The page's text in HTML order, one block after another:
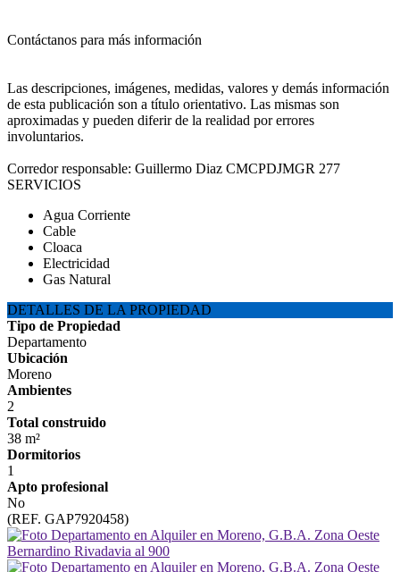
Contáctanos para más información
Las descripciones, imágenes, medidas, valores y demás información
de esta publicación son a título orientativo. Las mismas son
aproximadas y pueden diferir de la realidad por errores
involuntarios.
Corredor responsable: Guillermo Diaz CMCPDJMGR 277
SERVICIOS
Agua Corriente
Cable
Cloaca
Electricidad
Gas Natural
DETALLES DE LA PROPIEDAD
Tipo de Propiedad
Departamento
Ubicación
Moreno
Ambientes
2
Total construido
38 m²
Dormitorios
1
Apto profesional
No
(REF. GAP7920458)